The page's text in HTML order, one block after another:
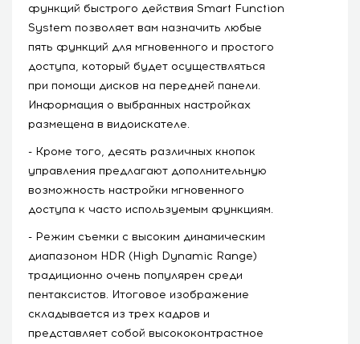
функций быстрого действия Smart Function
System позволяет вам назначить любые
пять функций для мгновенного и простого
доступа, который будет осуществляться
при помощи дисков на передней панели.
Информация о выбранных настройках
размещена в видоискателе.
- Кроме того, десять различных кнопок
управления предлагают дополнительную
возможность настройки мгновенного
доступа к часто используемым функциям.
- Режим съемки с высоким динамическим
диапазоном HDR (High Dynamic Range)
традиционно очень популярен среди
пентаксистов. Итоговое изображение
складывается из трех кадров и
представляет собой высококонтрастное